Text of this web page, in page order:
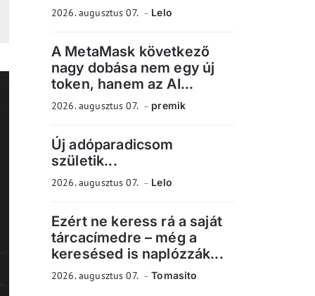
2026. augusztus 07. Lelo
A MetaMask következő
nagy dobása nem egy új
token, hanem az AI...
2026. augusztus 07. premik
Új adóparadicsom
születik...
2026. augusztus 07. Lelo
Ezért ne keress rá a saját
tárcacímedre – még a
keresésed is naplózzák...
2026. augusztus 07. Tomasito